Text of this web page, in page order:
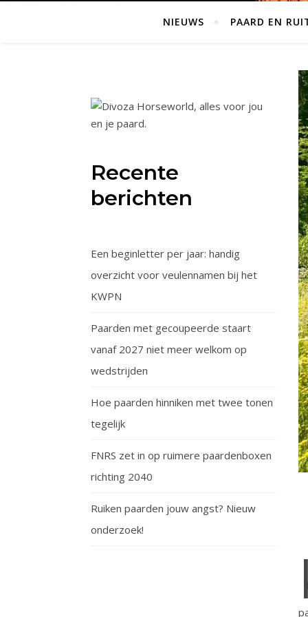
NIEUWS PAARD EN
Recente
berichten
Een beginletter per jaar: handig
overzicht voor veulennamen bij het
KWPN
Paarden met gecoupeerde staart
vanaf 2027 niet meer welkom op
wedstrijden
Hoe paarden hinniken met twee tonen
tegelijk
FNRS zet in op ruimere paardenboxen
richting 2040
Ruiken paarden jouw angst? Nieuw
onderzoek!